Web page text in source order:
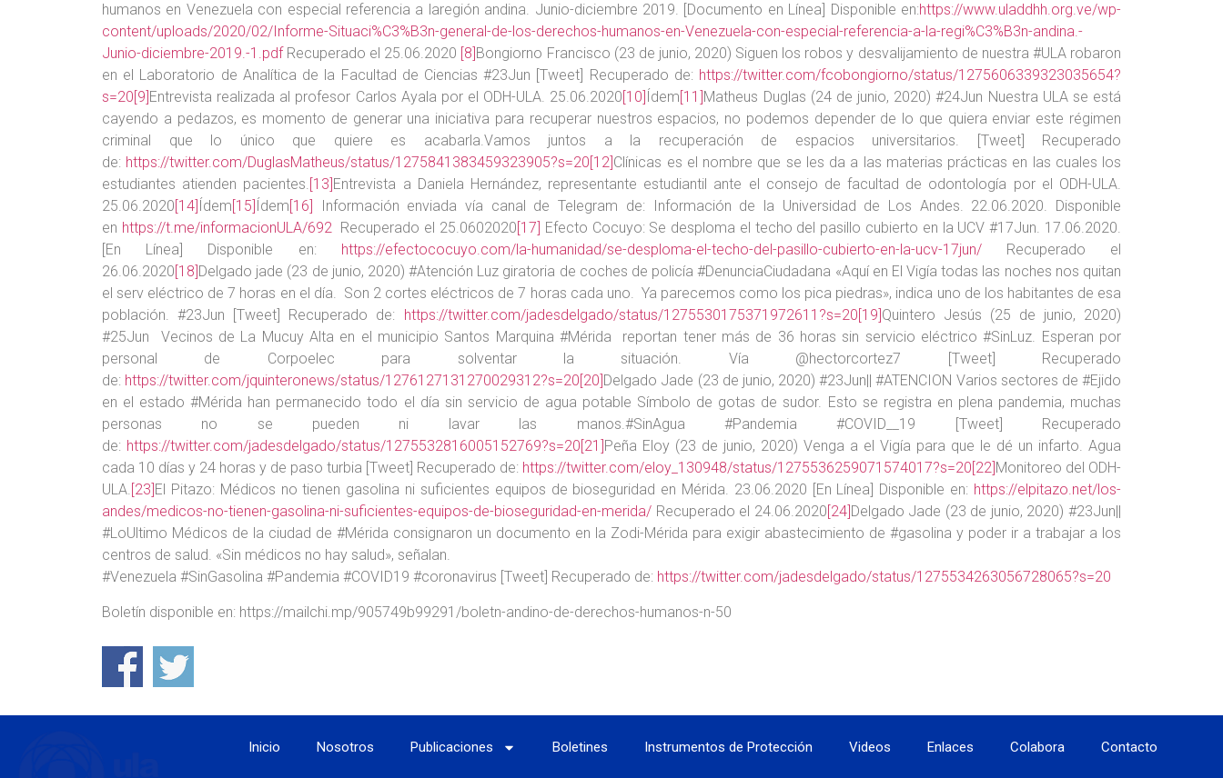
humanos en Venezuela con especial referencia a laregión andina. Junio-diciembre 2019. [Documento en Línea] Disponible en:https://www.uladdhh.org.ve/wp-
content/uploads/2020/02/Informe-Situaci%C3%B3n-general-de-los-derechos-humanos-en-Venezuela-con-especial-referencia-a-la-regi%C3%B3n-andina.-
Junio-diciembre-2019.-1.pdf Recuperado el 25.06.2020 [8] Bongiorno Francisco (23 de junio, 2020) Siguen los robos y desvalijamiento de nuestra #ULA robaron
en el Laboratorio de Analítica de la Facultad de Ciencias #23Jun [Tweet] Recuperado de: https://twitter.com/fcobongiorno/status/1275606339323035654?
s=20 [9] Entrevista realizada al profesor Carlos Ayala por el ODH-ULA. 25.06.2020 [10] Ídem [11] Matheus Duglas (24 de junio, 2020) #24Jun Nuestra ULA se está
cayendo a pedazos, es momento de generar una iniciativa para recuperar nuestros espacios, no podemos depender de lo que quiera enviar este régimen
criminal que lo único que quiere es acabarla.Vamos juntos a la recuperación de espacios universitarios. [Tweet] Recuperado
de: https://twitter.com/DuglasMatheus/status/1275841383459323905?s=20 [12] Clínicas es el nombre que se les da a las materias prácticas en las cuales los
estudiantes atienden pacientes. [13] Entrevista a Daniela Hernández, representante estudiantil ante el consejo de facultad de odontología por el ODH-ULA.
25.06.2020 [14] Ídem [15] Ídem [16]
Información enviada vía canal de Telegram de: Información de la Universidad de Los Andes. 22.06.2020. Disponible
en https://t.me/informacionULA/692Recuperado el 25.0602020 [17]
Efecto Cocuyo: Se desploma el techo del pasillo cubierto en la UCV #17Jun. 17.06.2020.
[En Línea] Disponible en:
https://efectococuyo.com/la-humanidad/se-desploma-el-techo-del-pasillo-cubierto-en-la-ucv-17jun/Recuperado el
26.06.2020 [18] Delgado jade (23 de junio, 2020) #Atención Luz giratoria de coches de policía #DenunciaCiudadana «Aquí en El Vigía todas las noches nos quitan
el serv eléctrico de 7 horas en el día. Son 2 cortes eléctricos de 7 horas cada uno. Ya parecemos como los pica piedras», indica uno de los habitantes de esa
población. #23Jun [Tweet] Recuperado de:
https://twitter.com/jadesdelgado/status/1275530175371972611?s=20 [19] Quintero Jesús (25 de junio, 2020)
#25Jun Vecinos de La Mucuy Alta en el municipio Santos Marquina #Mérida reportan tener más de 36 horas sin servicio eléctrico #SinLuz. Esperan por
personal de Corpoelec para solventar la situación. Vía @hectorcortez7 [Tweet] Recuperado
de: https://twitter.com/jquinteronews/status/1276127131270029312?s=20 [20] Delgado Jade (23 de junio, 2020) #23Jun|| #ATENCION Varios sectores de #Ejido
en el estado #Mérida han permanecido todo el día sin servicio de agua potable Símbolo de gotas de sudor. Esto se registra en plena pandemia, muchas
personas no se pueden ni lavar las manos.#SinAgua #Pandemia #COVID__19 [Tweet] Recuperado
de: https://twitter.com/jadesdelgado/status/1275532816005152769?s=20 [21] Peña Eloy (23 de junio, 2020) Venga a el Vigía para que le dé un infarto. Agua
cada 10 días y 24 horas y de paso turbia [Tweet] Recuperado de: https://twitter.com/eloy_130948/status/1275536259071574017?s=20 [22] Monitoreo del ODH-
ULA. [23] El Pitazo: Médicos no tienen gasolina ni suficientes equipos de bioseguridad en Mérida. 23.06.2020 [En Línea] Disponible en: https://elpitazo.net/los-
andes/medicos-no-tienen-gasolina-ni-suficientes-equipos-de-bioseguridad-en-merida/ Recuperado el 24.06.2020 [24] Delgado Jade (23 de junio, 2020) #23Jun||
#LoUltimo Médicos de la ciudad de #Mérida consignaron un documento en la Zodi-Mérida para exigir abastecimiento de #gasolina y poder ir a trabajar a los
centros de salud. «Sin médicos no hay salud», señalan.
#Venezuela #SinGasolina #Pandemia #COVID19 #coronavirus [Tweet] Recuperado de: https://twitter.com/jadesdelgado/status/1275534263056728065?s=20
Boletín disponible en: https://mailchi.mp/905749b99291/boletn-andino-de-derechos-humanos-n-50
Inicio Nosotros Publicaciones Boletines Instrumentos de Protección Videos Enlaces Colabora Contacto